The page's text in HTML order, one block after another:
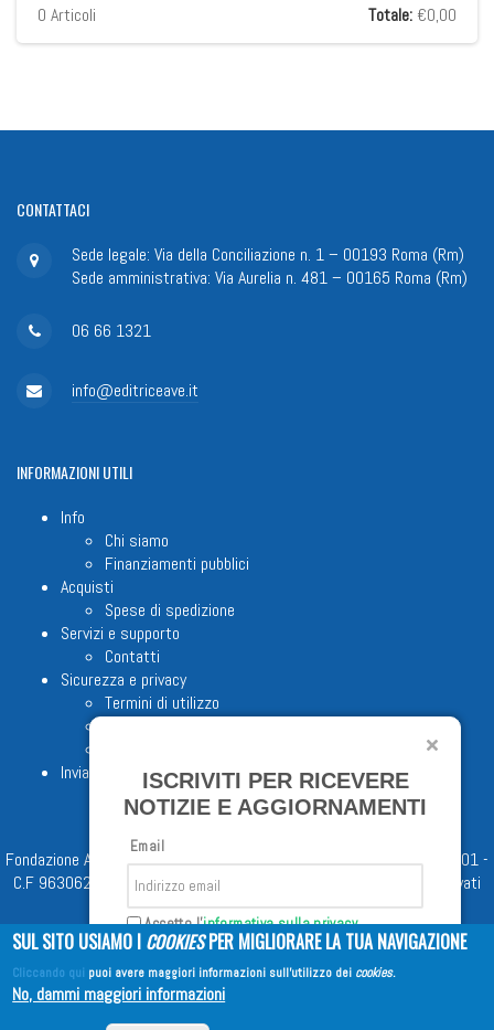
0 Articoli Totale: €0,00
CONTATTACI
Sede legale: Via della Conciliazione n. 1 – 00193 Roma (Rm)
Sede amministrativa: Via Aurelia n. 481 – 00165 Roma (Rm)
06 66 1321
info@editriceave.it
INFORMAZIONIUTILI
Info
Chi siamo
Finanziamenti pubblici
Acquisti
Spese di spedizione
Servizi e supporto
Contatti
Sicurezza e privacy
Termini di utilizzo
Invia proposta editoriale
Fondazione Apostolicam Actuositatem ETS © 2023 - P.I. 05398481001 -
C.F 96306220581 - REA 888781 del 23/02/98 - Tutti i diritti riservati
Copyright © 2026EDITRICE AVE
ISCRIVITI PER RICEVERE
NOTIZIE E AGGIORNAMENTI
Email
Accetto l'informativa sulla privacy
Iscriviti
SUL SITO USIAMO I COOKIESPER MIGLIORARE LA TUA NAVIGAZIONE
Cliccando qui puoi avere maggiori informazioni sull'utilizzo dei cookies.
No, dammi maggiori informazioni